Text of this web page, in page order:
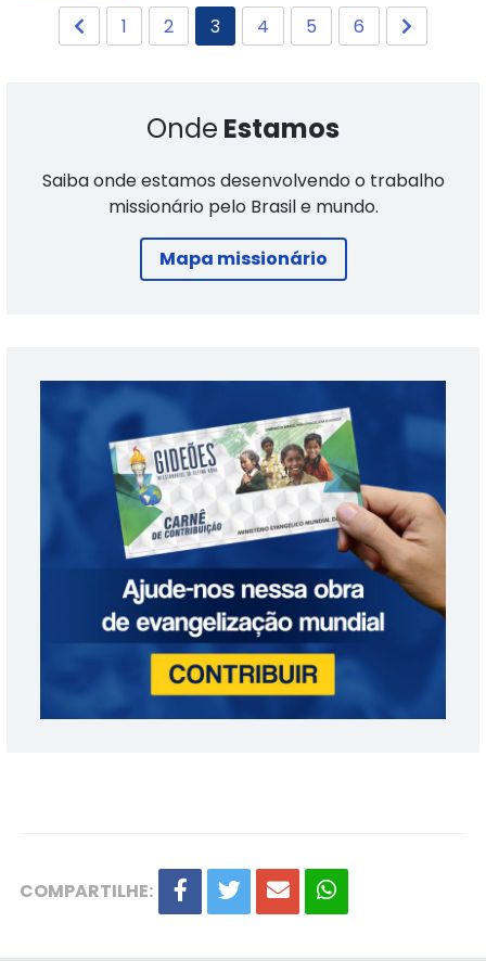
1 2 3 4 5 6
Onde Estamos
Saiba onde estamos desenvolvendo o trabalho
missionário pelo Brasil e mundo.
Mapa missionário
COMPARTILHE: